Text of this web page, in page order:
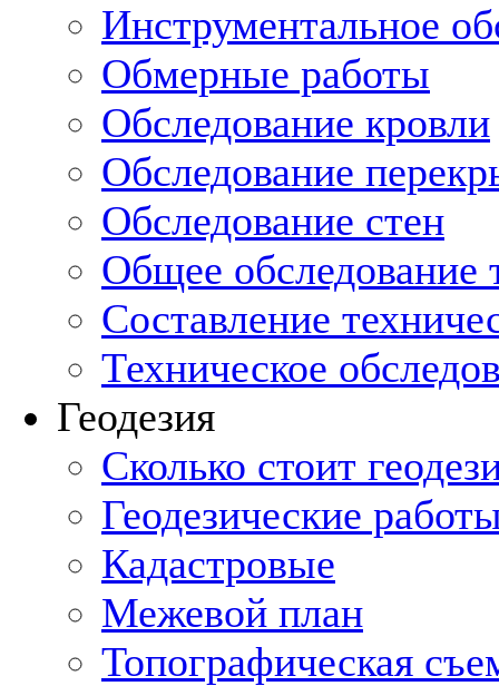
Инструментальное
Обмерные работы
Обследование кровли
Обследование
Обследование стен
Общее обследование
Составление
Техническое
Геодезия
Cколько стоит
Геодезические
Кадастровые
Межевой план
Топографическая